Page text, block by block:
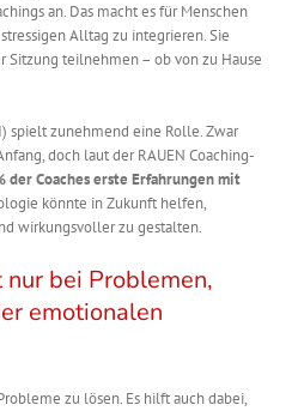
an. Das macht es für Menschen
Alltag zu integrieren. Sie
Sitzung teilnehmen – ob von zu Hause
spielt zunehmend eine Rolle. Zwar
doch laut der RAUEN Coaching-
der Coaches erste Erfahrungen mit
könnte in Zukunft helfen,
wirkungsvoller zu gestalten.
bei Problemen,
emotionalen
zu lösen. Es hilft auch dabei,